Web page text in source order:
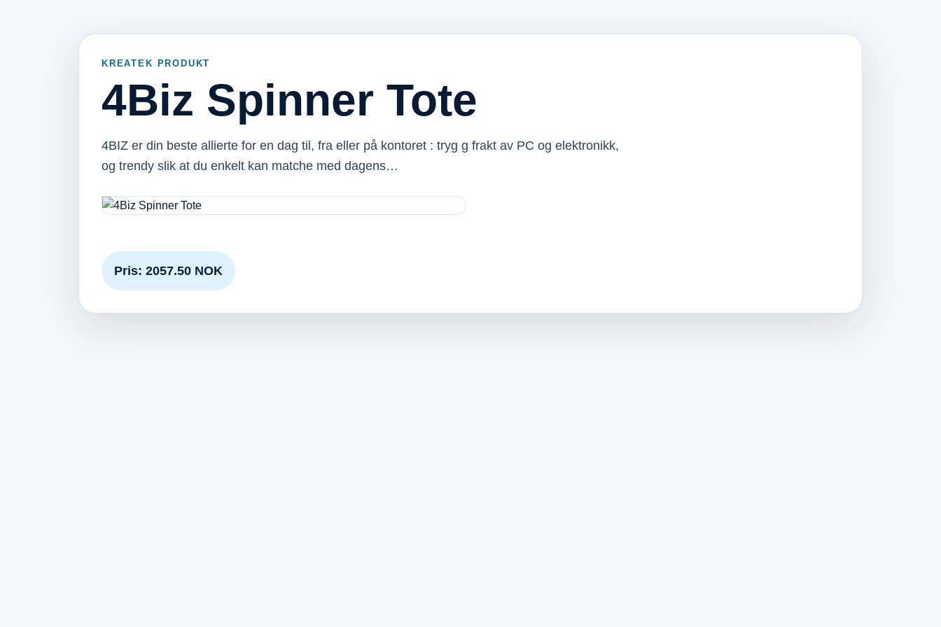
KREATEK PRODUKT
4Biz Spinner Tote
4BIZ er din beste allierte for en dag til, fra eller på kontoret : tryg g frakt av PC og elektronikk,
og trendy slik at du enkelt kan matche med dagens…
Pris: 2057.50 NOK